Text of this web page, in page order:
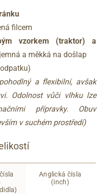
filcem
vzorkem (traktor) a
a měkká na došlap
a flexibilní, avšak
Odolnost vůči vlhku lze
přípravky. Obuv
v suchém prostředí)
Anglická čísla
(inch)